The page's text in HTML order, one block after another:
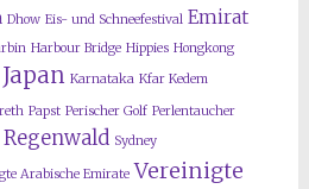
Dhow Eis- und Schneefestival Emirat
Harbour Bridge Hippies Hongkong
Japan Karnataka Kfar Kedem
Papst Perischer Golf Perlentaucher
Regenwald Sydney
Arabische Emirate Vereinigte